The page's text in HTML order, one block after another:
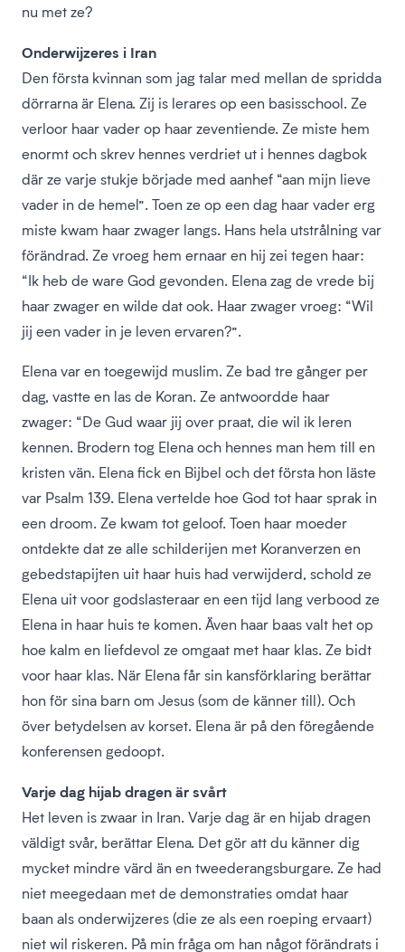
nu met ze?
Onderwijzeres i Iran
Den första kvinnan som jag talar med mellan de spridda
dörrarna är Elena. Zij is lerares op een basisschool. Ze
verloor haar vader op haar zeventiende. Ze miste hem
enormt och skrev hennes verdriet ut i hennes dagbok
där ze varje stukje började med aanhef “aan mijn lieve
vader in de hemel”. Toen ze op een dag haar vader erg
miste kwam haar zwager langs. Hans hela utstrålning var
förändrad. Ze vroeg hem ernaar en hij zei tegen haar:
“Ik heb de ware God gevonden. Elena zag de vrede bij
haar zwager en wilde dat ook. Haar zwager vroeg: “Wil
jij een vader in je leven ervaren?”.
Elena var en toegewijd muslim. Ze bad tre gånger per
dag, vastte en las de Koran. Ze antwoordde haar
zwager: “De Gud waar jij over praat, die wil ik leren
kennen. Brodern tog Elena och hennes man hem till en
kristen vän. Elena fick en Bijbel och det första hon läste
var Psalm 139. Elena vertelde hoe God tot haar sprak in
een droom. Ze kwam tot geloof. Toen haar moeder
ontdekte dat ze alle schilderijen met Koranverzen en
gebedstapijten uit haar huis had verwijderd, schold ze
Elena uit voor godslasteraar en een tijd lang verbood ze
Elena in haar huis te komen. Även haar baas valt het op
hoe kalm en liefdevol ze omgaat met haar klas. Ze bidt
voor haar klas. När Elena får sin kansförklaring berättar
hon för sina barn om Jesus (som de känner till). Och
över betydelsen av korset. Elena är på den föregående
konferensen gedoopt.
Varje dag hijab dragen är svårt
Het leven is zwaar in Iran. Varje dag är en hijab dragen
väldigt svår, berättar Elena. Det gör att du känner dig
mycket mindre värd än en tweederangsburgare. Ze had
niet meegedaan met de demonstraties omdat haar
baan als onderwijzeres (die ze als een roeping ervaart)
niet wil riskeren. På min fråga om han något förändrats i